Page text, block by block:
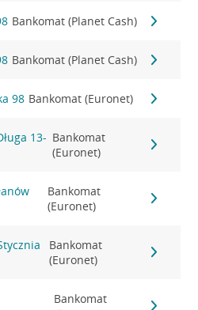
Bankomat (Planet Cash)
Bankomat (Planet Cash)
98 Bankomat (Euronet)
13- Bankomat
(Euronet)
Bankomat
(Euronet)
Bankomat
(Euronet)
Bankomat